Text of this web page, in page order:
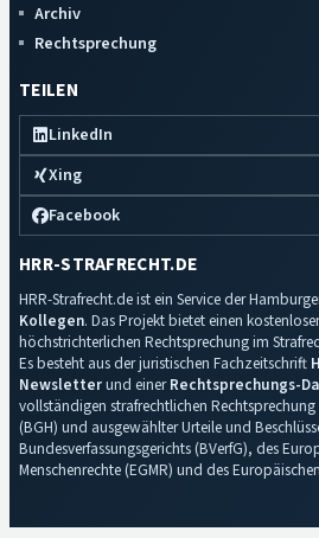
Archiv
Rechtsprechung
TEILEN
LinkedIn
Xing
Facebook
HRR-STRAFRECHT.DE
HRR-Strafrecht.de ist ein Service der
Kollegen. Das Projekt bietet einen
höchstrichterlichen Rechtsprechung im
Es besteht aus der juristischen Fachzeitschrift
Newsletterund einerRechtsprechungs-
vollständigen strafrechtlichen
(BGH) und ausgewählter Urteile und
Bundesverfassungsgerichts (BVerfG), des
Menschenrechte (EGMR) und des